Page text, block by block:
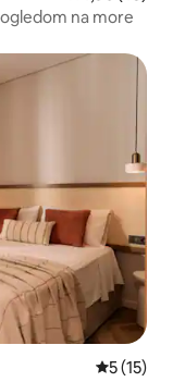
na more
gosti”
Prosječna
5 (15)